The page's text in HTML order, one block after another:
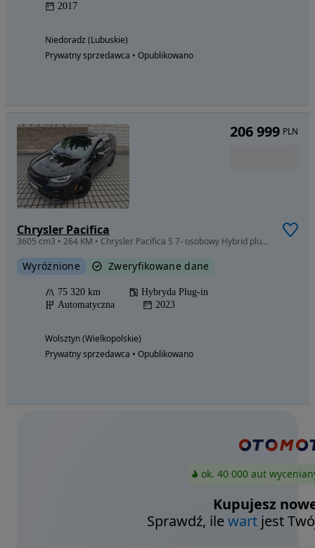
2017
Niedoradz (Lubuskie)
Prywatny sprzedawca • Opublikowano
Chrysler Pacifica
3605 cm3 • 264 KM • Chrysler Pacifica S 7- osobowy Hybrid plug-in fullwyposażenie panorama
Wyróżnione Zweryfikowane dane
75 320 km
Hybryda Plug-in
Automatyczna
2023
Wolsztyn (Wielkopolskie)
Prywatny sprzedawca • Opublikowano
206 999 PLN
ok. 40 000 aut
Kupujesz
Sprawdź, ilewart jest